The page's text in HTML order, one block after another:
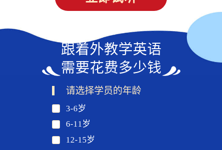
跟着外教学英语
需要花费多少钱
请选择学员的年龄
3-6岁
6-11岁
12-15岁